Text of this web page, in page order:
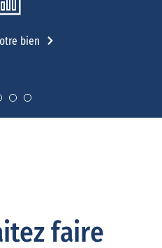
bien
faire